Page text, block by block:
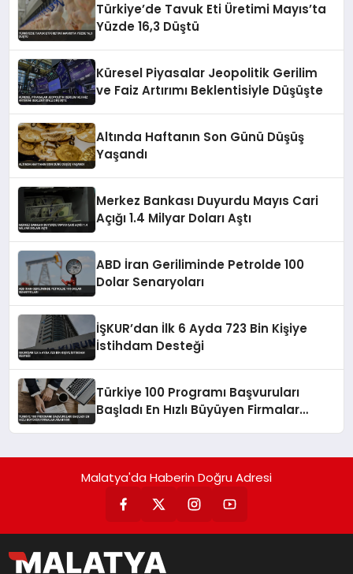
Türkiye’de Tavuk Eti Üretimi Mayıs’ta
Yüzde 16,3 Düştü
Küresel Piyasalar Jeopolitik Gerilim
ve Faiz Artırımı Beklentisiyle Düşüşte
Altında Haftanın Son Günü Düşüş
Yaşandı
Merkez Bankası Duyurdu Mayıs Cari
Açığı 1.4 Milyar Doları Aştı
ABD İran Geriliminde Petrolde 100
Dolar Senaryoları
İŞKUR’dan İlk 6 Ayda 723 Bin Kişiye
İstihdam Desteği
Türkiye 100 Programı Başvuruları
Başladı En Hızlı Büyüyen Firmalar
Malatya'da Haberin Doğru Adresi